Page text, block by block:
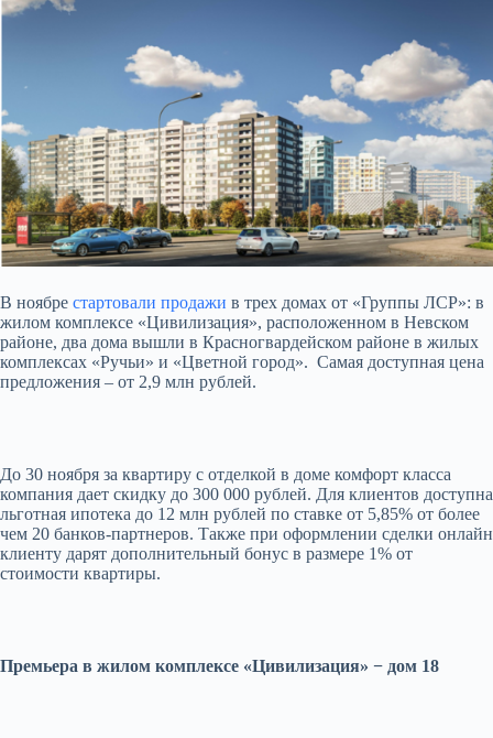
В ноябре стартовали продажи в трех домах от «Группы ЛСР»: в
жилом комплексе «Цивилизация», расположенном в Невском
районе, два дома вышли в Красногвардейском районе в жилых
комплексах «Ручьи» и «Цветной город». Самая доступная цена
предложения – от 2,9 млн рублей.
До 30 ноября за квартиру с отделкой в доме комфорт класса
компания дает скидку до 300 000 рублей. Для клиентов доступна
льготная ипотека до 12 млн рублей по ставке от 5,85% от более
чем 20 банков-партнеров. Также при оформлении сделки онлайн
клиенту дарят дополнительный бонус в размере 1% от
стоимости квартиры.
Премьера в жилом комплексе «Цивилизация» − дом 18